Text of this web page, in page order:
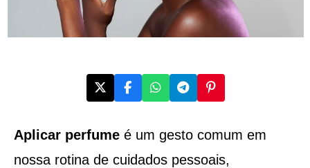
Aplicar perfumeé um gesto comum em
nossa rotina de cuidados pessoais,